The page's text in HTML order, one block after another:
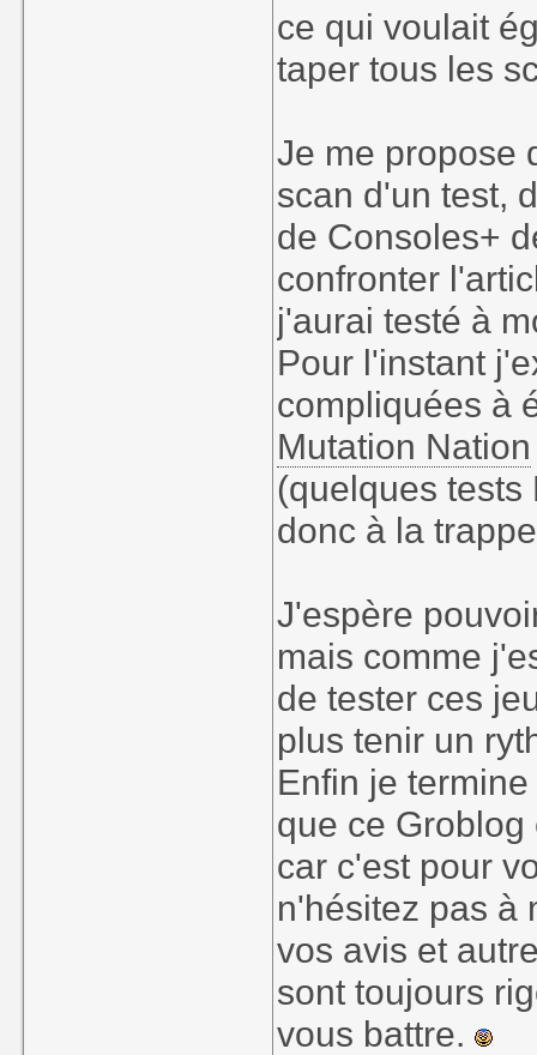
ce qui voulait
taper tous les
Je me propose
scan d'un test,
de Consoles+
confronter
j'aurai testé à
Pour l'instant
compliquées à
Mutation Nation
(quelques tests
donc à la
J'espère
mais comme
de tester ces
plus tenir un
Enfin je
que ce
car c'est pour
n'hésitez pas à
vos avis et
sont toujours
vous battre.